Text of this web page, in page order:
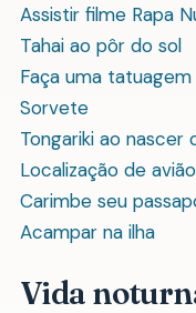
Assistir filme Rapa
Tahai ao pôr do sol
Faça uma tatuagem
Sorvete
Tongariki ao nascer
Localização de avião
Carimbe seu
Acampar na ilha
Vida